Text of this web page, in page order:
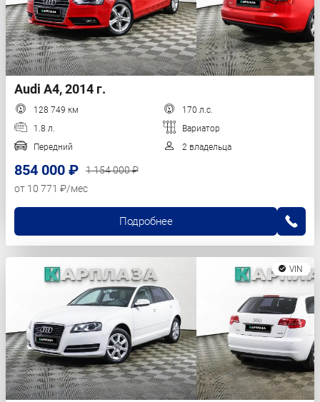
Audi A4, 2014 г.
128 749 км
170 л.с.
1.8 л.
Вариатор
Передний
2 владельца
854 000 ₽
1 154 000 ₽
от 10 771 ₽/мес
Подробнее
VIN